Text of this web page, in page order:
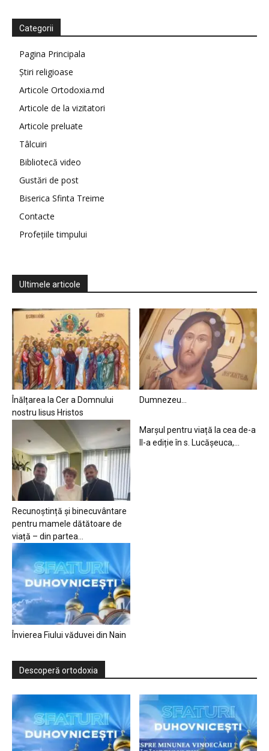
Categorii
Pagina Principala
Știri religioase
Articole Ortodoxia.md
Articole de la vizitatori
Articole preluate
Tâlcuiri
Bibliotecă video
Gustări de post
Biserica Sfinta Treime
Contacte
Profețiile timpului
Ultimele articole
Înălțarea la Cer a Domnului
nostru Iisus Hristos
Dumnezeu…
Recunoștință și binecuvântare
pentru mamele dătătoare de
viață – din partea...
Marșul pentru viață la cea de-a
II-a ediție în s. Lucășeuca,...
Învierea Fiului văduvei din Nain
Descoperă ortodoxia